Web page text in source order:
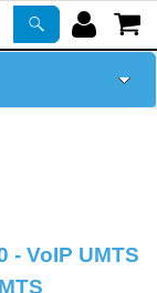
- VoIP UMTS